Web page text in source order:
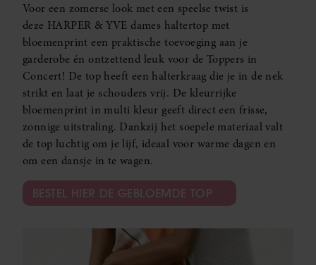
Voor een zomerse look met een speelse twist is
deze HARPER & YVE dames haltertop met
bloemenprint een praktische toevoeging aan je
garderobe én ontzettend leuk voor de Toppers in
Concert! De top heeft een halterkraag die je in de nek
strikt en laat je schouders vrij. De kleurrijke
bloemenprint in multi kleur geeft direct een frisse,
zonnige uitstraling. Dankzij het soepele materiaal valt
de top luchtig om je lijf, ideaal voor warme dagen en
om een dansje in te wagen.
BESTEL HIER DE GEBLOEMDE TOP